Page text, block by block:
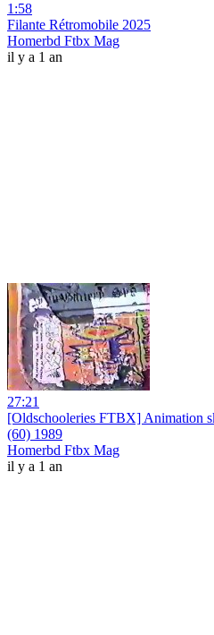
1:58
Filante Rétromobile 2025
Homerbd Ftbx Mag
il y a 1 an
27:21
[Oldschooleries FTBX] Animation
(60) 1989
Homerbd Ftbx Mag
il y a 1 an